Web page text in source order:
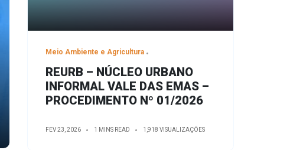
Meio Ambiente e Agricultura
REURB – NÚCLEO URBANO
INFORMAL VALE DAS EMAS –
PROCEDIMENTO Nº 01/2026
FEV 23, 2026 1 MINS READ 1,918 VISUALIZAÇÕES